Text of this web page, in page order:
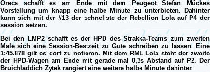
Oreca schafft es am Ende mit dem Peugeot Stefan Mückes
Vorstellung um knapp eine halbe Minute zu unterbieten. Dahinter
kann sich mit der #13 der schnellste der Rebellion Lola auf P4 der
session setzen.
Bei den LMP2 schafft es der HPD des Strakka-Teams zum zweiten
Male sich eine Session-Bestzeit zu Gute schreiben zu lassen. Eine
1:45.878 gilt es dort zu notieren. Mit dem RML-Lola steht der zweite
der HPD-Wagen am Ende mit gerade mal 0,3s Abstand auf P2. Der
Bruichladdich Zytek rangiert eine weitere halbe Minute dahinter.